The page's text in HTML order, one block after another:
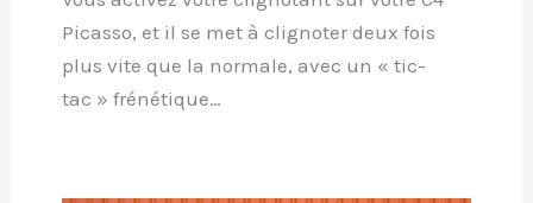
Picasso, et il se met à clignoter deux fois
plus vite que la normale, avec un « tic-
tac » frénétique…